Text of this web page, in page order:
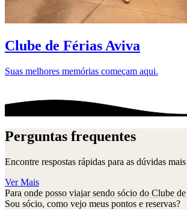
Clube de Férias Aviva
Suas melhores memórias começam aqui.
Perguntas frequentes
Encontre respostas rápidas para as dúvidas
Ver Mais
Para onde posso viajar sendo sócio do Clube
Sou sócio, como vejo meus pontos e reservas?